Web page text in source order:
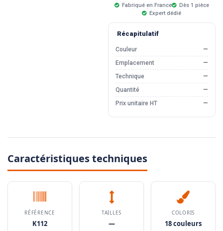
Fabriqué en France
Dès 1 pièce
Expert dédié
Récapitulatif
Couleur
—
Emplacement
—
Technique
—
Quantité
—
Prix unitaire HT
—
Caractéristiques techniques
RÉFÉRENCE
K112
TAILLES
—
COLORIS
18 couleurs